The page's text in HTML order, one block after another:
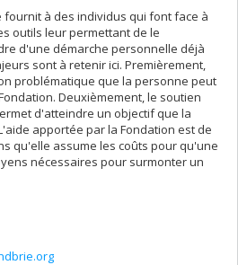
fournit à des individus qui font face à
outils leur permettant de le
d'une démarche personnelle déjà
sont à retenir ici. Premièrement,
problématique que la personne peut
Deuxièmement, le soutien
d'atteindre un objectif que la
apportée par la Fondation est de
qu'elle assume les coûts pour qu'une
nécessaires pour surmonter un